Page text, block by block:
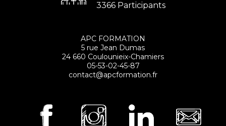
3366 Participants
APC FORMATION
5 rue Jean Dumas
24 660 Coulounieix-Chamiers
05-53-02-45-87
contact@apcformation.fr